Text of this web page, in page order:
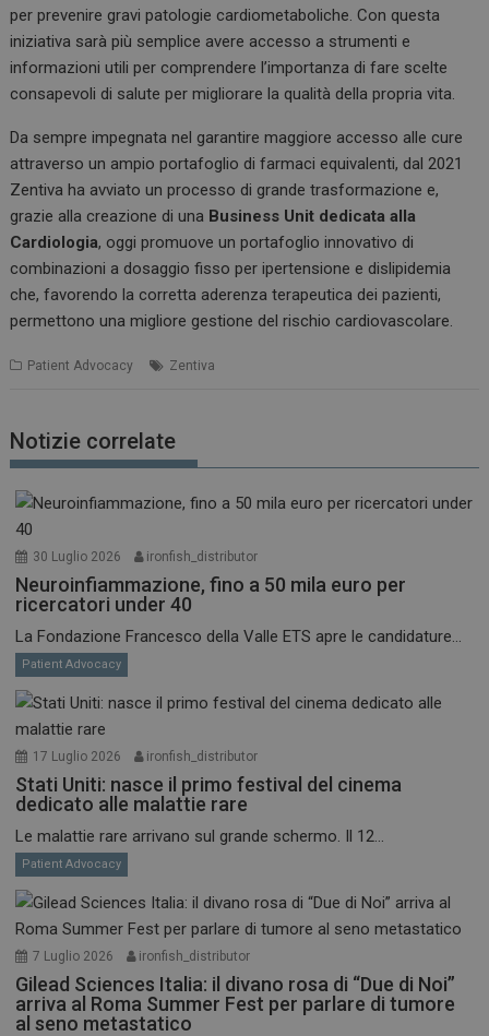
per prevenire gravi patologie cardiometaboliche. Con questa
iniziativa sarà più semplice avere accesso a strumenti e
informazioni utili per comprendere l’importanza di fare scelte
consapevoli di salute per migliorare la qualità della propria vita.
Da sempre impegnata nel garantire maggiore accesso alle cure
attraverso un ampio portafoglio di farmaci equivalenti, dal 2021
Zentiva ha avviato un processo di grande trasformazione e,
grazie alla creazione di una Business Unit dedicata alla
Cardiologia, oggi promuove un portafoglio innovativo di
combinazioni a dosaggio fisso per ipertensione e dislipidemia
che, favorendo la corretta aderenza terapeutica dei pazienti,
permettono una migliore gestione del rischio cardiovascolare.
Patient Advocacy Zentiva
Notizie correlate
30 Luglio 2026 ironfish_distributor
Neuroinfiammazione, fino a 50 mila euro per
ricercatori under 40
La Fondazione Francesco della Valle ETS apre le candidature...
Patient Advocacy
17 Luglio 2026 ironfish_distributor
Stati Uniti: nasce il primo festival del cinema
dedicato alle malattie rare
Le malattie rare arrivano sul grande schermo. Il 12...
Patient Advocacy
7 Luglio 2026 ironfish_distributor
Gilead Sciences Italia: il divano rosa di “Due di Noi”
arriva al Roma Summer Fest per parlare di tumore
al seno metastatico